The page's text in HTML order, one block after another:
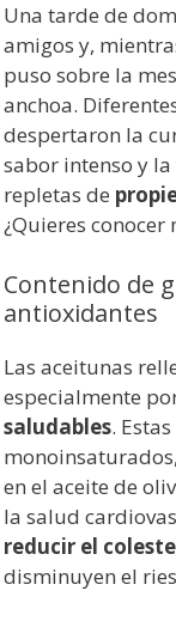
Una tarde de
amigos y,
puso sobre la
anchoa.
despertaron la
sabor intenso y
repletas de
¿Quieres
Contenido de
antioxidantes
Las aceitunas
especialmente
saludables.
en el aceite de
la salud
reducir el
disminuyen el